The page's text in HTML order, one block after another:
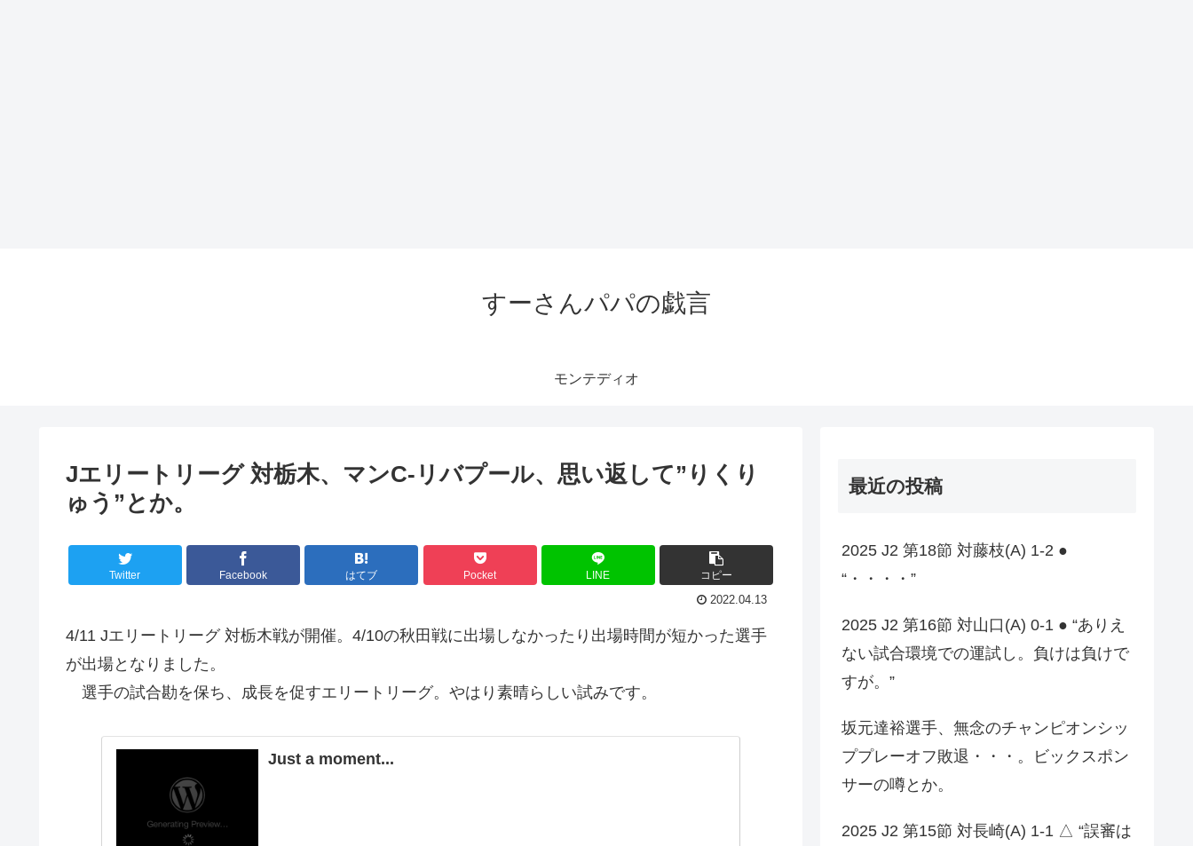
すーさんパパの戯言
モンテディオ
Jエリートリーグ 対栃木、マンC-リバプール、思い返して”りくり
ゅう”とか。
Twitter Facebook はてブ Pocket LINE コピー
2022.04.13
4/11 Jエリートリーグ 対栃木戦が開催。4/10の秋田戦に出場しなかったり出場時間が短かった選手
が出場となりました。
選手の試合勘を保ち、成長を促すエリートリーグ。やはり素晴らしい試みです。
Just a moment...
最近の投稿
2025 J2 第18節 対藤枝(A) 1-2 ●
“・・・・”
2025 J2 第16節 対山口(A) 0-1 ● “ありえ
ない試合環境での運試し。負けは負けで
すが。”
坂元達裕選手、無念のチャンピオンシッ
ププレーオフ敗退・・・。ビックスポン
サーの噂とか。
2025 J2 第15節 対長崎(A) 1-1 △ “誤審は